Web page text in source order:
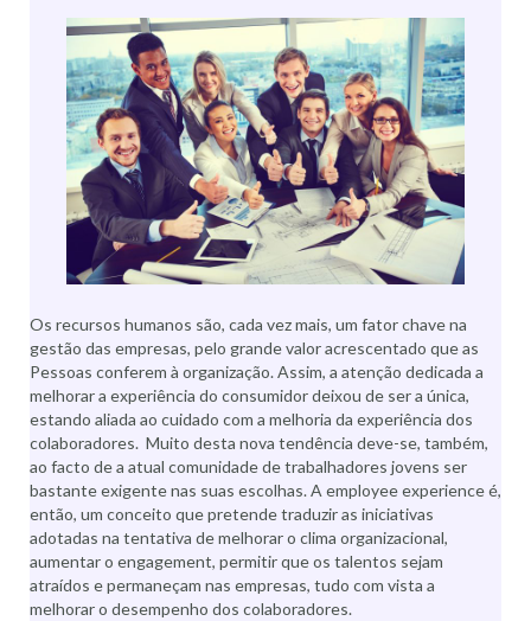
Os recursos humanos são, cada vez mais, um fator chave na
gestão das empresas, pelo grande valor acrescentado que as
Pessoas conferem à organização. Assim, a atenção dedicada a
melhorar a experiência do consumidor deixou de ser a única,
estando aliada ao cuidado com a melhoria da experiência dos
colaboradores. Muito desta nova tendência deve-se, também,
ao facto de a atual comunidade de trabalhadores jovens ser
bastante exigente nas suas escolhas. A employee experience é,
então, um conceito que pretende traduzir as iniciativas
adotadas na tentativa de melhorar o clima organizacional,
aumentar o engagement, permitir que os talentos sejam
atraídos e permaneçam nas empresas, tudo com vista a
melhorar o desempenho dos colaboradores.